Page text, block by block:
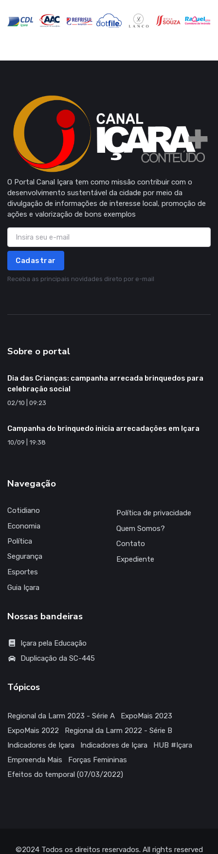
O Portal Canal Içara tem como missão contribuir com o
desenvolvimento sustentável da cidade por meio da
divulgação de informações de interesse local, promoção de
ações e valorização de bons exemplos
Cadastrar
Receba as principais novidades direto por e-mail
Sobre o portal
Dia das Crianças: campanha arrecada brinquedos para
celebração social
02/10 | 09:23
Campanha do brinquedo inicia arrecadações em Içara
10/09 | 19:38
Navegação
Cotidiano
Economia
Política
Segurança
Esportes
Guia Içara
Política de privacidade
Quem Somos?
Contato
Expediente
Nossas bandeiras
Içara pela Educação
Duplicação da SC-445
Tópicos
Regional da Larm 2023 - Série A
ExpoMais 2023
ExpoMais 2022
Regional da Larm 2022 - Série B
Indicadores de Içara
Indicadores de Içara
HUB #Içara
Empreenda Mais
Forças Femininas
Efeitos do temporal (07/03/2022)
©2024 Todos os direitos reservados. All rights reserved